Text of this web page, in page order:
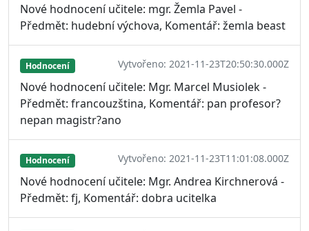
Nové hodnocení učitele: mgr. Žemla Pavel -
Předmět: hudební výchova, Komentář: žemla beast
Hodnocení Vytvořeno: 2021-11-23T20:50:30.000Z
Nové hodnocení učitele: Mgr. Marcel Musiolek -
Předmět: francouzština, Komentář: pan profesor?
nepan magistr?ano
Hodnocení Vytvořeno: 2021-11-23T11:01:08.000Z
Nové hodnocení učitele: Mgr. Andrea Kirchnerová -
Předmět: fj, Komentář: dobra ucitelka